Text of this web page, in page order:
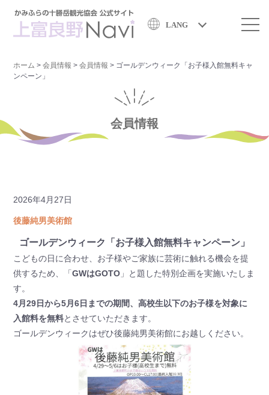
LANG
ホーム >会員情報 >会員情報 > ゴールデンウィーク「お子様入館無料キャ
ンペーン」
会員情報
2026年4月27日
後藤純男美術館
ゴールデンウィーク「お子様入館無料キャンペーン」
こどもの日に合わせ、お子様やご家族に芸術に触れる機会を提
供するため、「GWはGOTO 」と題した特別企画を実施いたしま
す。
4月29日から5月6日までの期間、高校生以下のお子様を対象に
入館料を無料とさせていただきます。
ゴールデンウィークはぜひ後藤純男美術館にお越しください。